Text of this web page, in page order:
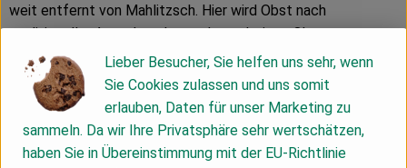
weit entfernt von Mahlitzsch. Hier wird Obst nach
traditioneller Art sehr schonend verarbeitet. Ohne
Zusatzstoffe, ohne Hilfsmittel. Die Äpfel in dieser Schorle
kommen von ökologisch bewirtschafteten Streuobstwiesen
des Klosterbezirgs Altzella und des Meißner Lands.
Verwendet wird eine Vielfalt an alten, aromatischen
Apfelsorten.
Lieber Besucher, Sie helfen uns sehr, wenn
Sie Cookies zulassen und uns somit
erlauben, Daten für unser Marketing zu
sammeln. Da wir Ihre Privatsphäre sehr wertschätzen,
haben Sie in Übereinstimmung mit der EU-Richtlinie